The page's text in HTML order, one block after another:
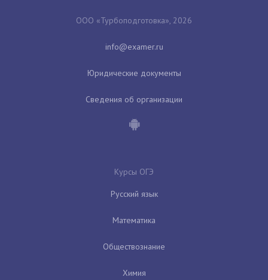
ООО «Турбоподготовка», 2026
Юридические документы
Сведения об организации
Курсы ОГЭ
Русский язык
Математика
Обществознание
Химия